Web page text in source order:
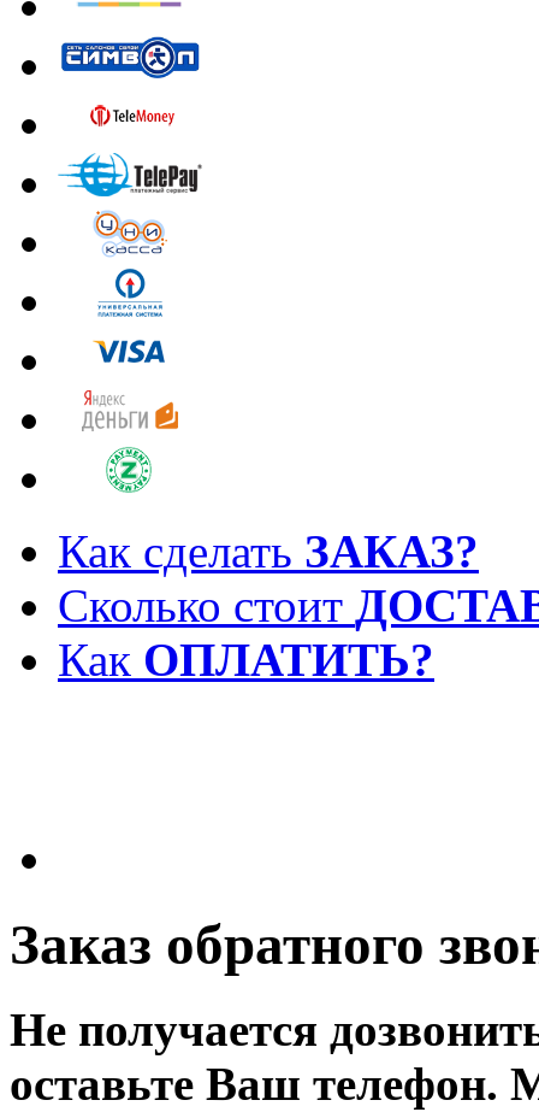
Как сделать ЗАКАЗ?
Сколько стоит
Как ОПЛАТИТЬ?
Заказ обратного
Не получается
оставьте Ваш